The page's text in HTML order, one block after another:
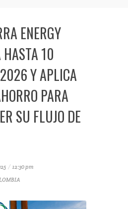
ENERGY
HASTA 10
Y APLICA
PARA
SU FLUJO DE
/ 12:30 pm